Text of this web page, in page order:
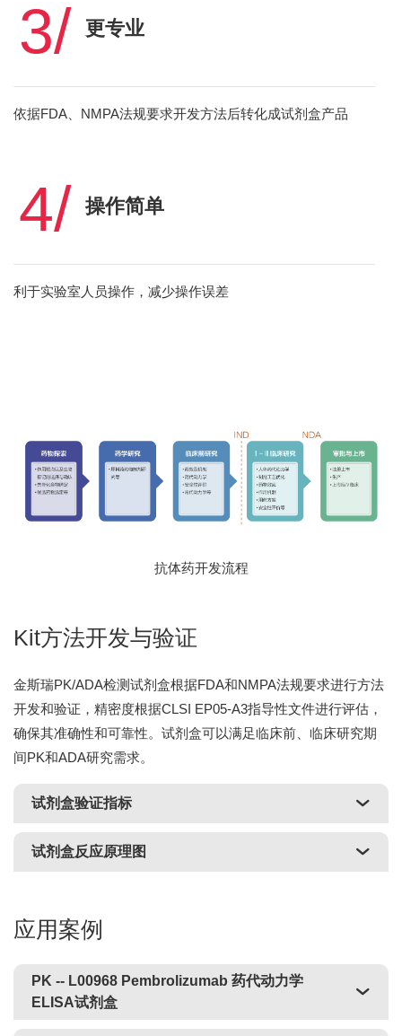
3/ 更专业
依据FDA、NMPA法规要求开发方法后转化成试剂盒产品
4/ 操作简单
利于实验室人员操作，减少操作误差
抗体药开发流程
Kit方法开发与验证
金斯瑞PK/ADA检测试剂盒根据FDA和NMPA法规要求进行方法
开发和验证，精密度根据CLSI EP05-A3指导性文件进行评估，
确保其准确性和可靠性。试剂盒可以满足临床前、临床研究期
间PK和ADA研究需求。
试剂盒验证指标
试剂盒反应原理图
应用案例
PK -- L00968 Pembrolizumab 药代动力学
ELISA试剂盒